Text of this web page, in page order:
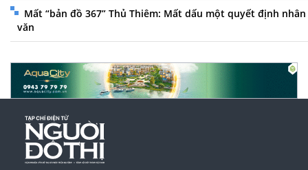
Mất “bản đồ 367” Thủ Thiêm: Mất dấu một quyết định nhân
văn